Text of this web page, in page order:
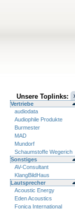
Unsere Toplinks:
Vertriebe
audiodata
Audiophile Produkte
Burmester
MAD
Mundorf
Schaumstoffe Wegerich
Sonstiges
AV-Consultant
KlangBildHaus
Lautsprecher
Acoustic Energy
Eden Acoustics
Fonica International